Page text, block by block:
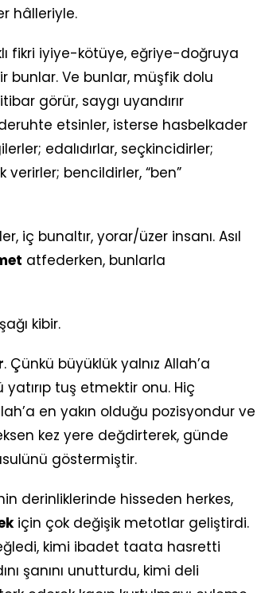
hâlleriyle.
fikri iyiye-kötüye, eğriye-doğruya
bunlar. Ve bunlar, müşfik dolu
görür, saygı uyandırır
deruhte etsinler, isterse hasbelkader
edalıdırlar, seçkincidirler;
verirler; bencildirler, “ben”
iç bunaltır, yorar/üzer insanı. Asıl
atfederken, bunlarla
kibir.
. Çünkü büyüklük yalnız Allah’a
tuş etmektir onu. Hiç
en yakın olduğu pozisyondur ve
kez yere değdirterek, günde
göstermiştir.
derinliklerinde hisseden herkes,
için çok değişik metotlar geliştirdi.
kimi ibadet taata hasretti
şanını unutturdu, kimi deli